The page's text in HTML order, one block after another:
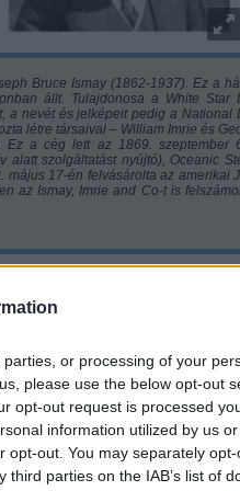
or processing of your
please use the below opt-out
opt-out request is processed
information utilized by us
opt-out. You may separately
parties on the IAB’s list of
Bruce Ismay (1862-1937). Ez a
állt. Tulajdonosa a White Star
a nevét és jelképeit pedig a National
létre társaival – William Imrie és
Ez a cég lett az 1869. szeptember
szolgáltatást nyújtó), Oceanic
17-én felvásárolta az amerikai
az Ismay, Imrie and Co-t is